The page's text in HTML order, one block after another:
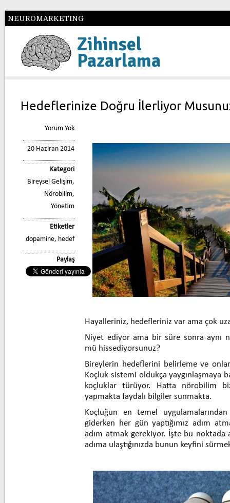
NEUROMARKETING
Zihinsel
Pazarlama
Hedeflerinize Doğru İlerliyor
Yorum Yok
20 Haziran 2014
Kategori
Bireysel Gelişim,
Nörobilim,
Yönetim
Etiketler
dopamine, hedef
Paylaş
Hayalleriniz, hedefleriniz var ama çok
Niyet ediyor ama bir süre sonra aynı
mü hissediyorsunuz?
Bireylerin hedeflerini belirleme ve
Koçluk sistemi oldukça yaygınlaşmaya
koçluklar türüyor. Hatta nörobilim
yapmakta faydalı bilgiler sunmakta.
Koçluğun en temel
giderken her gün yaptığımız adım
adım atmak gerekiyor. İşte bu noktada
adıma ulaştığınızda bunun keyfini